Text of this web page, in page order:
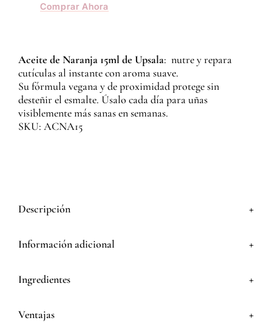
Comprar Ahora
Aceite de Naranja 15ml de Upsala: nutre y repara
cutículas al instante con aroma suave.
Su fórmula vegana y de proximidad protege sin
desteñir el esmalte. Úsalo cada día para uñas
visiblemente más sanas en semanas.
SKU: ACNA15
Descripción +
Información adicional +
Ingredientes +
Ventajas +